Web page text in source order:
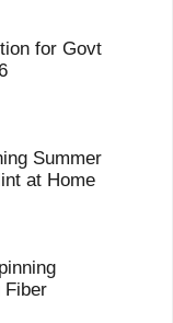
for Govt
Summer
at Home
Fiber